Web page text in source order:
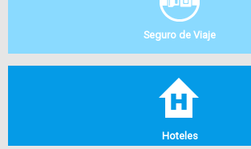
Seguro de Viaje
Hoteles